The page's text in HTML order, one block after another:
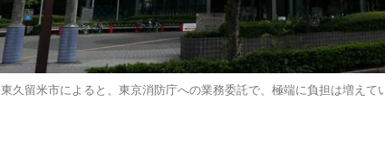
東久留米市によると、東京消防庁への業務委託で、極端に負担は増えて